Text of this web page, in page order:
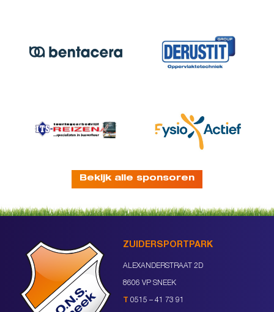
Bekijk alle sponsoren
ZUIDERSPORTPARK
ALEXANDERSTRAAT 2D
8606 VP SNEEK
T 0515 – 41 73 91